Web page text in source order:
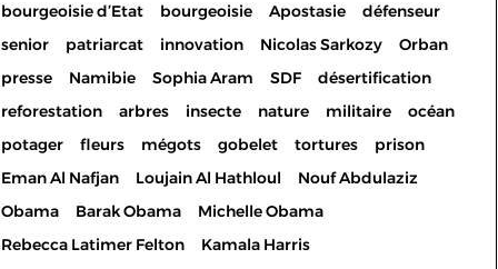
bourgeoisie d’Etat
bourgeoisie Apostasie
défenseur
senior
patriarcat innovation Nicolas Sarkozy
Orban
presse
Namibie Sophia Aram SDF
désertification
reforestation
arbres insecte nature militaire
océan
potager
fleurs mégots gobelet tortures
prison
Eman Al Nafjan
Loujain Al Hathloul
Nouf Abdulaziz
Obama
Barak Obama
Michelle Obama
Rebecca Latimer Felton
Kamala Harris
Les cookies permettent le
inscription/connexion à